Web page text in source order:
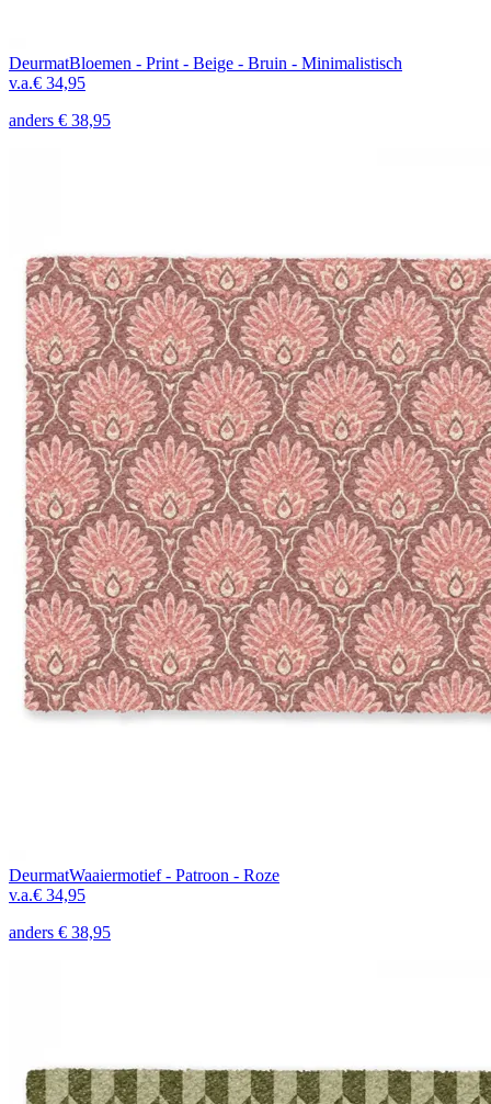
DeurmatBloemen - Print - Beige - Bruin - Minimalistisch
v.a.€ 34,95
anders € 38,95
DeurmatWaaiermotief - Patroon - Roze
v.a.€ 34,95
anders € 38,95